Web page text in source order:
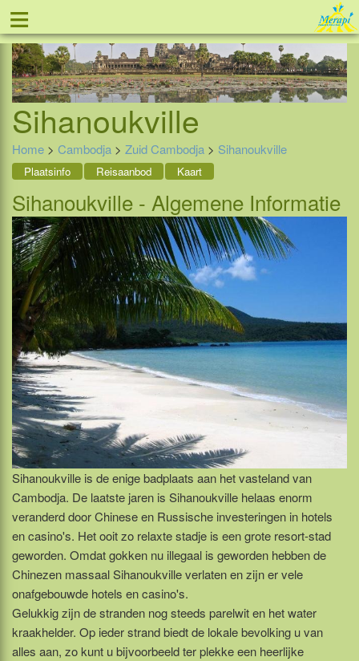
≡ Tel: 088 - 81 11 999
Sihanoukville
Home > Cambodja > Zuid Cambodja > Sihanoukville
Plaatsinfo Reisaanbod Kaart
Sihanoukville - Algemene Informatie
Sihanoukville is de enige badplaats aan het vasteland van
Cambodja. De laatste jaren is Sihanoukville helaas enorm
veranderd door Chinese en Russische investeringen in hotels
en casino's. Het ooit zo relaxte stadje is een grote resort-stad
geworden. Omdat gokken nu illegaal is geworden hebben de
Chinezen massaal Sihanoukville verlaten en zijn er vele
onafgebouwde hotels en casino's.
Gelukkig zijn de stranden nog steeds parelwit en het water
kraakhelder. Op ieder strand biedt de lokale bevolking u van
alles aan, zo kunt u bijvoorbeeld ter plekke een heerlijke